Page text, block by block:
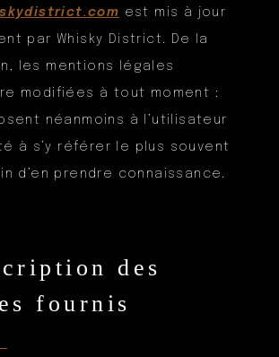
est mis à jour
par Whisky District. De la
les mentions légales
modifiées à tout moment :
néanmoins à l’utilisateur
à s’y référer le plus souvent
d’en prendre connaissance.
des
fournis